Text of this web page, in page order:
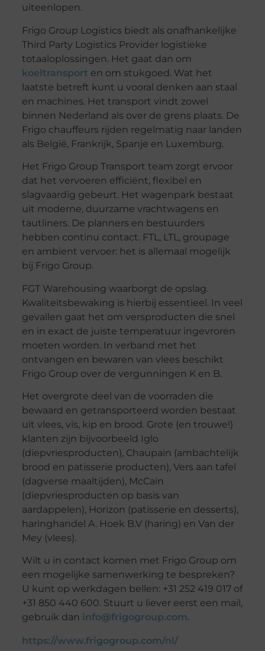
uiteenlopen.
Frigo Group Logistics biedt als onafhankelijke
Third Party Logistics Provider logistieke
totaaloplossingen. Het gaat dan om
koeltransport en om stukgoed. Wat het
laatste betreft kunt u vooral denken aan staal
en machines. Het transport vindt zowel
binnen Nederland als over de grens plaats. De
Frigo chauffeurs rijden regelmatig naar landen
als België, Frankrijk, Spanje en Luxemburg.
Het Frigo Group Transport team zorgt ervoor
dat het vervoeren efficiënt, flexibel en
slagvaardig gebeurt. Het wagenpark bestaat
uit moderne, duurzame vrachtwagens en
tautliners. De planners en bestuurders
hebben continu contact. FTL, LTL, groupage
en ambient vervoer: het is allemaal mogelijk
bij Frigo Group.
FGT Warehousing waarborgt de opslag.
Kwaliteitsbewaking is hierbij essentieel. In veel
gevallen gaat het om versproducten die snel
en in exact de juiste temperatuur ingevroren
moeten worden. In verband met het
ontvangen en bewaren van vlees beschikt
Frigo Group over de vergunningen K en B.
Het overgrote deel van de voorraden die
bewaard en getransporteerd worden bestaat
uit vlees, vis, kip en brood. Grote (en trouwe!)
klanten zijn bijvoorbeeld Iglo
(diepvriesproducten), Chaupain (ambachtelijk
brood en patisserie producten), Vers aan tafel
(dagverse maaltijden), McCain
(diepvriesproducten op basis van
aardappelen), Horizon (patisserie en desserts),
haringhandel A. Hoek B.V (haring) en Van der
Mey (vlees).
Wilt u in contact komen met Frigo Group om
een mogelijke samenwerking te bespreken?
U kunt op werkdagen bellen: +31 252 419 017 of
+31 850 440 600. Stuurt u liever eerst een mail,
gebruik dan info@frigogroup.com.
https://www.frigogroup.com/nl/